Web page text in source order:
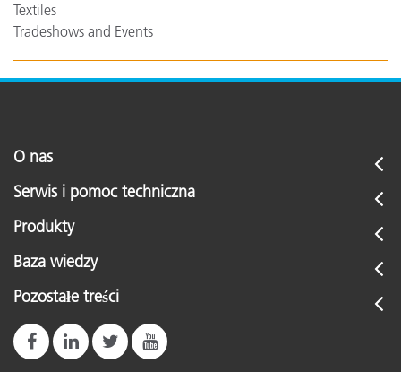
Textiles
Tradeshows and Events
O nas
Serwis i pomoc techniczna
Produkty
Baza wiedzy
Pozostałe treści